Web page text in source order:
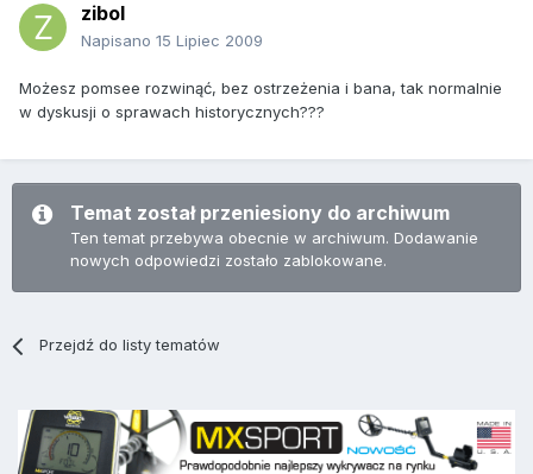
zibol
Napisano 15 Lipiec 2009
Możesz pomsee rozwinąć, bez ostrzeżenia i bana, tak normalnie
w dyskusji o sprawach historycznych???
Temat został przeniesiony do archiwum
Ten temat przebywa obecnie w archiwum. Dodawanie
nowych odpowiedzi zostało zablokowane.
Przejdź do listy tematów